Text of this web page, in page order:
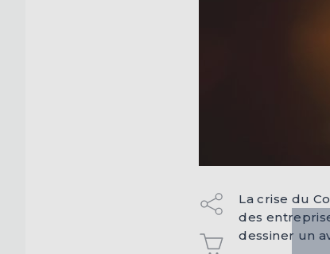
La crise du
des
dessiner un